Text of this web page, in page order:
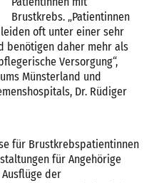
Brustkrebs. „Patientinnen
oft unter einer sehr
benötigen daher mehr als
Versorgung“,
Münsterland und
Dr. Rüdiger
für Brustkrebspatientinnen
für Angehörige
der